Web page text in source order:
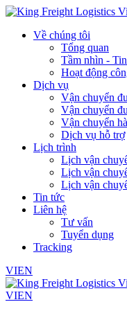
Về chúng tôi
Tổng quan
Tầm nhìn -
Hoạt động
Dịch vụ
Vận chuyển
Vận chuyển
Vận chuyển
Dịch vụ hỗ trợ
Lịch trình
Lịch vận
Lịch vận
Lịch vận
Tin tức
Liên hệ
Tư vấn
Tuyển dụng
Tracking
VIEN
VIEN